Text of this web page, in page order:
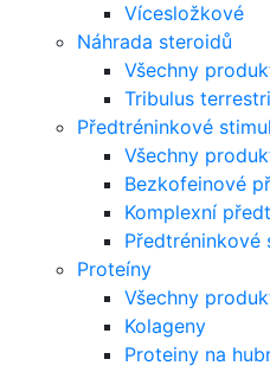
Vícesložkové
Náhrada steroidů
Všechny
Tribulus
Předtréninkové
Všechny
Bezkofeinové
Komplexní
Předtréninkové
Proteíny
Všechny
Kolageny
Proteiny na